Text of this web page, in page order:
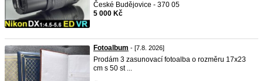
České Budějovice - 370 05
5 000 Kč
Fotoalbum - [7.8. 2026]
Prodám 3 zasunovací fotoalba o rozměru 17x23
cm s 50 st ...